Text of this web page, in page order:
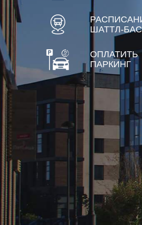
ШАТТЛ-
ОПЛАТИТЬ
ПАРКИНГ